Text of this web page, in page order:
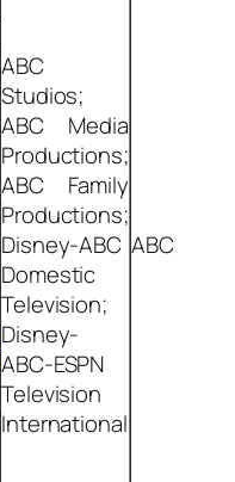
ABC
Studios;
ABC Media
Productions;
ABC Family
Productions;
Disney-ABC
Domestic
Television;
Disney-
ABC-ESPN
Television
International
ABC